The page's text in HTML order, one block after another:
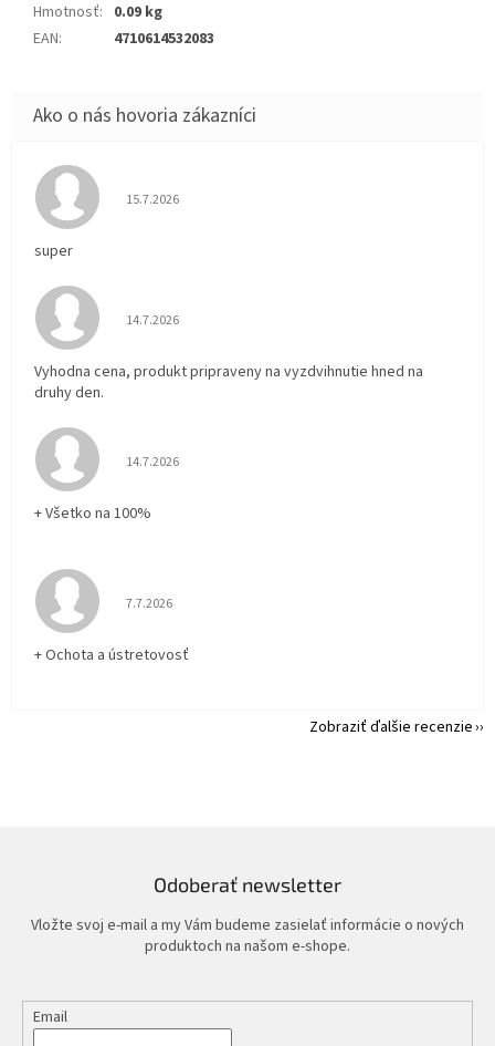
Hmotnosť: 0.09 kg
EAN: 4710614532083
Hodnotenie obchodu je 5 z 5 hviezdičiek.
15.7.2026
super
Hodnotenie obchodu je 5 z 5 hviezdičiek.
14.7.2026
Vyhodna cena, produkt pripraveny na vyzdvihnutie hned na
druhy den.
Hodnotenie obchodu je 5 z 5 hviezdičiek.
14.7.2026
+ Všetko na 100%
Hodnotenie obchodu je 5 z 5 hviezdičiek.
7.7.2026
+ Ochota a ústretovosť
Zobraziť ďalšie recenzie
Odoberať newsletter
Vložte svoj e-mail a my Vám budeme zasielať informácie o nových
produktoch na našom e-shope.
Email